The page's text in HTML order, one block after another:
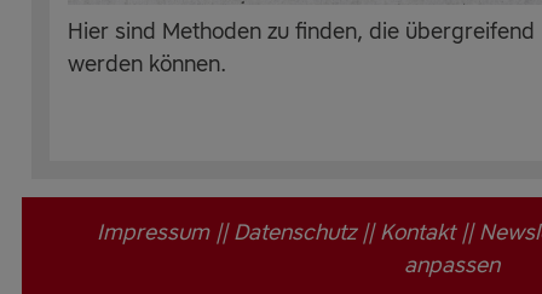
Hier sind Methoden zu finden, die
werden können.
Impressum||Datenschutz||Kontakt||
anpassen